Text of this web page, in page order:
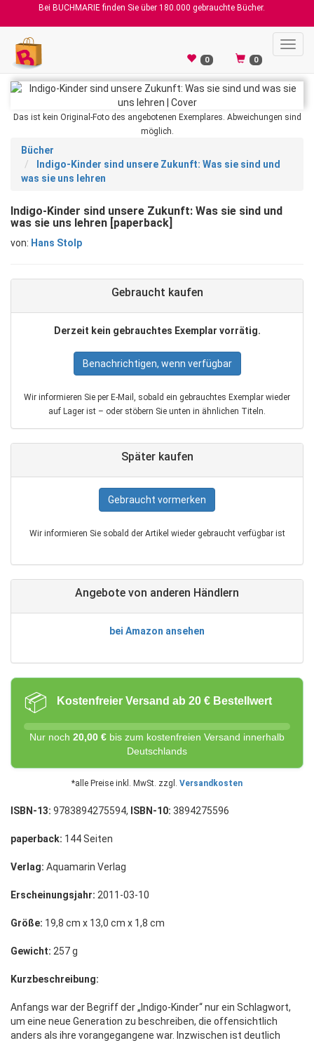
Bei BUCHMARIE finden Sie über 180.000 gebrauchte Bücher.
0 0
Das ist kein Original-Foto des angebotenen Exemplares. Abweichungen sind
möglich.
Bücher
Indigo-Kinder sind unsere Zukunft: Was sie sind und
was sie uns lehren
Indigo-Kinder sind unsere Zukunft: Was sie sind und
was sie uns lehren [paperback]
von: Hans Stolp
Gebraucht kaufen
Derzeit kein gebrauchtes Exemplar vorrätig.
Benachrichtigen, wenn verfügbar
Wir informieren Sie per E‑Mail, sobald ein gebrauchtes Exemplar wieder
auf Lager ist – oder stöbern Sie unten in ähnlichen Titeln.
Später kaufen
Gebraucht vormerken
Wir informieren Sie sobald der Artikel wieder gebraucht verfügbar ist
Angebote von anderen Händlern
bei Amazon ansehen
📦 Kostenfreier Versand ab 20 € Bestellwert
Nur noch 20,00 € bis zum kostenfreien Versand innerhalb
Deutschlands
*alle Preise inkl. MwSt. zzgl. Versandkosten
ISBN-13: 9783894275594, ISBN-10: 3894275596
paperback: 144 Seiten
Verlag: Aquamarin Verlag
Erscheinungsjahr: 2011-03-10
Größe: 19,8 cm x 13,0 cm x 1,8 cm
Gewicht: 257 g
Kurzbeschreibung:
Anfangs war der Begriff der „Indigo-Kinder“ nur ein Schlagwort,
um eine neue Generation zu beschreiben, die offensichtlich
anders als ihre vorangegangene war. Inzwischen ist deutlich